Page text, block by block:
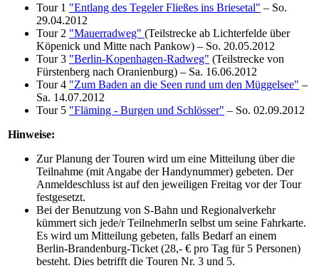
Tour 1 "Entlang des Tegeler Fließes ins Briesetal" – So.
29.04.2012
Tour 2 "Mauerradweg" (Teilstrecke ab Lichterfelde über
Köpenick und Mitte nach Pankow) – So. 20.05.2012
Tour 3 "Berlin-Kopenhagen-Radweg" (Teilstrecke von
Fürstenberg nach Oranienburg) – Sa. 16.06.2012
Tour 4 "Zum Baden an die Seen rund um den Müggelsee" –
Sa. 14.07.2012
Tour 5 "Fläming - Burgen und Schlösser" – So. 02.09.2012
Hinweise:
Zur Planung der Touren wird um eine Mitteilung über die
Teilnahme (mit Angabe der Handynummer) gebeten. Der
Anmeldeschluss ist auf den jeweiligen Freitag vor der Tour
festgesetzt.
Bei der Benutzung von S-Bahn und Regionalverkehr
kümmert sich jede/r TeilnehmerIn selbst um seine Fahrkarte.
Es wird um Mitteilung gebeten, falls Bedarf an einem
Berlin-Brandenburg-Ticket (28,- € pro Tag für 5 Personen)
besteht. Dies betrifft die Touren Nr. 3 und 5.